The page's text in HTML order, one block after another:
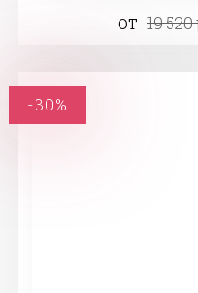
от 19 520
-30%